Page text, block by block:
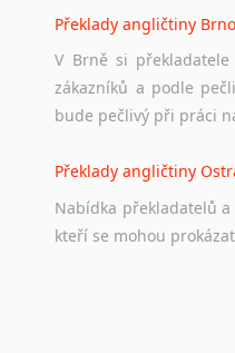
Překlady angličtiny Brno
V Brně si
zákazníků a podle
bude pečlivý při práci
Překlady angličtiny
Nabídka překladatelů
kteří se mohou